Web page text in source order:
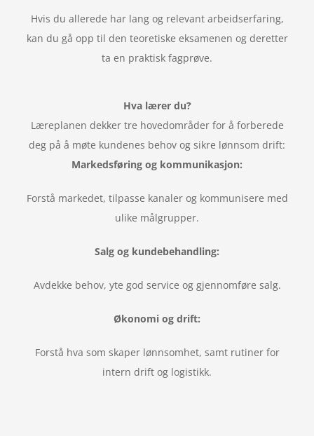
Hvis du allerede har lang og relevant arbeidserfaring,
kan du gå opp til den teoretiske eksamenen og deretter
ta en praktisk fagprøve.
Hva lærer du?
Læreplanen dekker tre hovedområder for å forberede
deg på å møte kundenes behov og sikre lønnsom drift:
Markedsføring og kommunikasjon:
Forstå markedet, tilpasse kanaler og kommunisere med
ulike målgrupper.
Salg og kundebehandling:
Avdekke behov, yte god service og gjennomføre salg.
Økonomi og drift:
Forstå hva som skaper lønnsomhet, samt rutiner for
intern drift og logistikk.